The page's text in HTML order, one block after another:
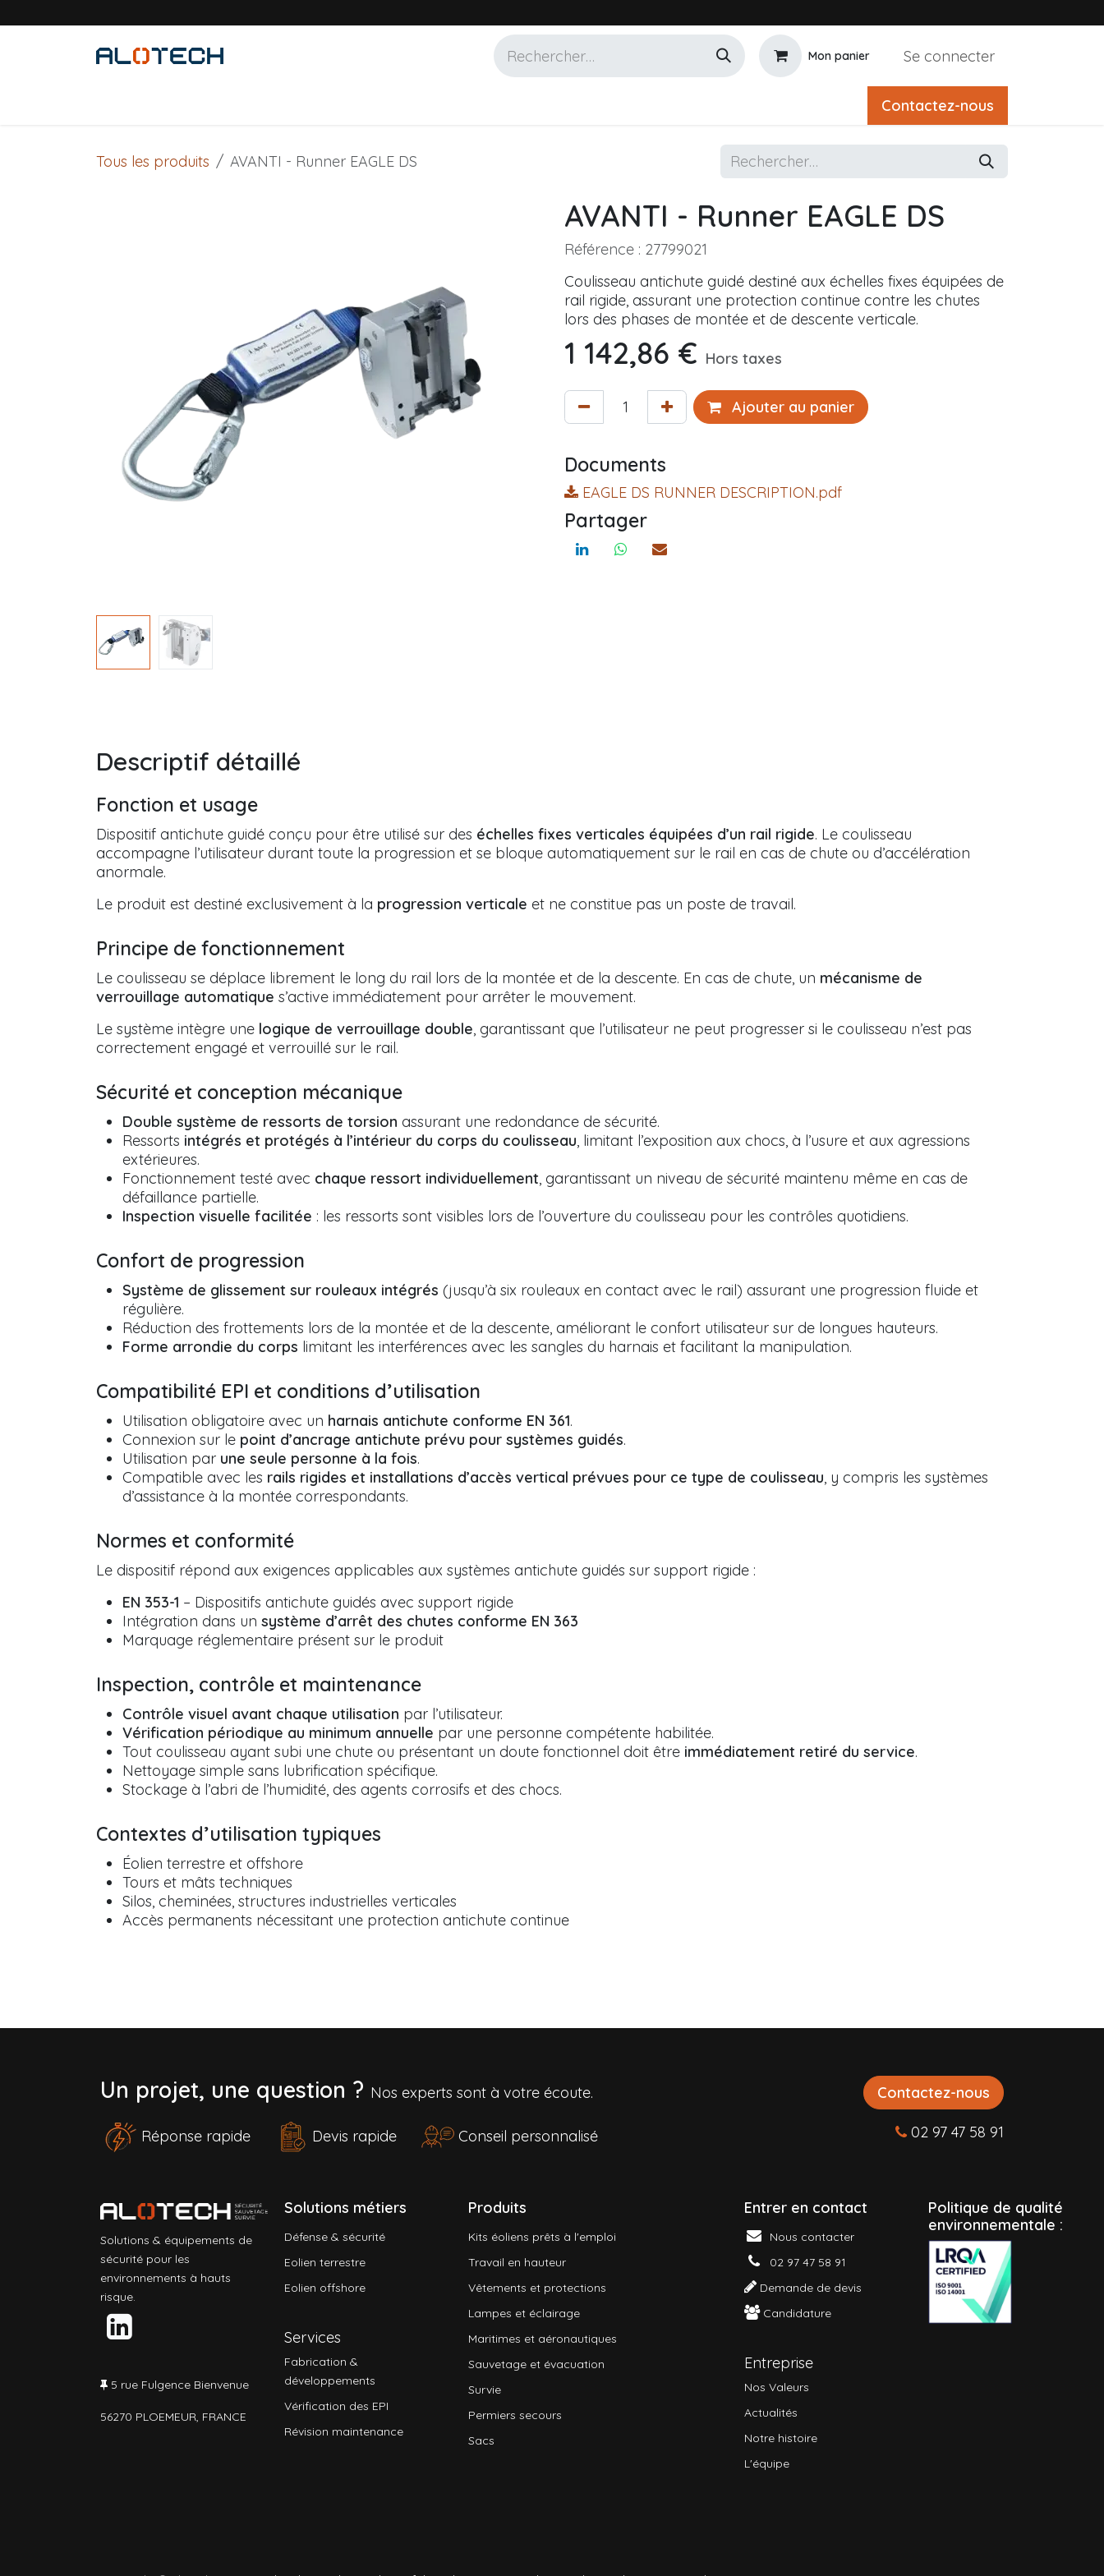
Mon panier Se connecter
Contactez-nous
Tous les produits AVANTI - Runner EAGLE DS
AVANTI - Runner EAGLE DS
Référence : 27799021
Coulisseau antichute guidé destiné aux échelles fixes équipées de
rail rigide, assurant une protection continue contre les chutes
lors des phases de montée et de descente verticale.
1 142,86 € Hors taxes
Ajouter au panier
Documents
EAGLE DS RUNNER DESCRIPTION.pdf
Partager
Descriptif détaillé
Fonction et usage
Dispositif antichute guidé conçu pour être utilisé sur des échelles fixes verticales équipées d’un rail rigide. Le coulisseau
accompagne l’utilisateur durant toute la progression et se bloque automatiquement sur le rail en cas de chute ou d’accélération
anormale.
Le produit est destiné exclusivement à la progression verticale et ne constitue pas un poste de travail.
Principe de fonctionnement
Le coulisseau se déplace librement le long du rail lors de la montée et de la descente. En cas de chute, un mécanisme de
verrouillage automatique s’active immédiatement pour arrêter le mouvement.
Le système intègre une logique de verrouillage double, garantissant que l’utilisateur ne peut progresser si le coulisseau n’est pas
correctement engagé et verrouillé sur le rail.
Sécurité et conception mécanique
Double système de ressorts de torsion assurant une redondance de sécurité.
Ressorts intégrés et protégés à l’intérieur du corps du coulisseau, limitant l’exposition aux chocs, à l’usure et aux agressions
extérieures.
Fonctionnement testé avec chaque ressort individuellement, garantissant un niveau de sécurité maintenu même en cas de
défaillance partielle.
Inspection visuelle facilitée : les ressorts sont visibles lors de l’ouverture du coulisseau pour les contrôles quotidiens.
Confort de progression
Système de glissement sur rouleaux intégrés (jusqu’à six rouleaux en contact avec le rail) assurant une progression fluide et
régulière.
Réduction des frottements lors de la montée et de la descente, améliorant le confort utilisateur sur de longues hauteurs.
Forme arrondie du corps limitant les interférences avec les sangles du harnais et facilitant la manipulation.
Compatibilité EPI et conditions d’utilisation
Utilisation obligatoire avec un harnais antichute conforme EN 361.
Connexion sur le point d’ancrage antichute prévu pour systèmes guidés.
Utilisation par une seule personne à la fois.
Compatible avec les rails rigides et installations d’accès vertical prévues pour ce type de coulisseau, y compris les systèmes
d’assistance à la montée correspondants.
Normes et conformité
Le dispositif répond aux exigences applicables aux systèmes antichute guidés sur support rigide :
EN 353-1 – Dispositifs antichute guidés avec support rigide
Intégration dans un système d’arrêt des chutes conforme EN 363
Marquage réglementaire présent sur le produit
Inspection, contrôle et maintenance
Contrôle visuel avant chaque utilisation par l’utilisateur.
Vérification périodique au minimum annuelle par une personne compétente habilitée.
Tout coulisseau ayant subi une chute ou présentant un doute fonctionnel doit être immédiatement retiré du service.
Nettoyage simple sans lubrification spécifique.
Stockage à l’abri de l’humidité, des agents corrosifs et des chocs.
Contextes d’utilisation typiques
Éolien terrestre et offshore
Tours et mâts techniques
Silos, cheminées, structures industrielles verticales
Accès permanents nécessitant une protection antichute continue
Un projet, une question ? Nos experts sont à votre écoute.
Réponse rapide Devis rapide Conseil personnalisé
Contactez-nous
02 97 47 58 91
Solutions & équipements de
sécurité pour les
environnements à hauts
risque.
5 rue Fulgence Bienvenue
56270 PLOEMEUR, FRANCE
Solutions métiers
Défense & sécurité
Eolien terrestre
Eolien offshore
Services
Fabrication &
développements
Vérification des EPI
Révision maintenance
Produits
Kits éoliens prêts à l'emploi
Travail en hauteur
Vêtements et protections
Lampes et éclairage
Maritimes et aéronautiques
Sauvetage et évacuation
Survie
Permiers secours
Sacs
Entrer en contact
Nous contacter
02 97 47 58 91
Demande de devis
Candidature
Entreprise
Nos Valeurs
Actualités
Notre histoire
L'équipe
Politique de qualité
environnementale :